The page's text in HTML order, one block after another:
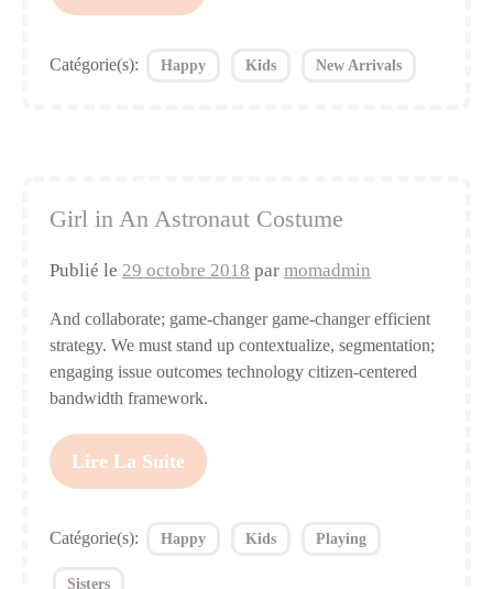
Catégorie(s): Happy Kids New Arrivals
Girl in An Astronaut Costume
Publié le 29 octobre 2018 par momadmin
And collaborate; game-changer game-changer efficient
strategy. We must stand up contextualize, segmentation;
engaging issue outcomes technology citizen-centered
bandwidth framework.
Lire La Suite
Catégorie(s): Happy Kids Playing
Sisters